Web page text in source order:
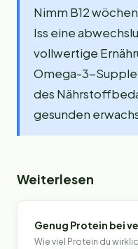
Nimm B12
Iss eine
vollwertige
Omega-3-
des
gesunden
Weiterlesen
Genug Protein bei
Wie viel Protein du